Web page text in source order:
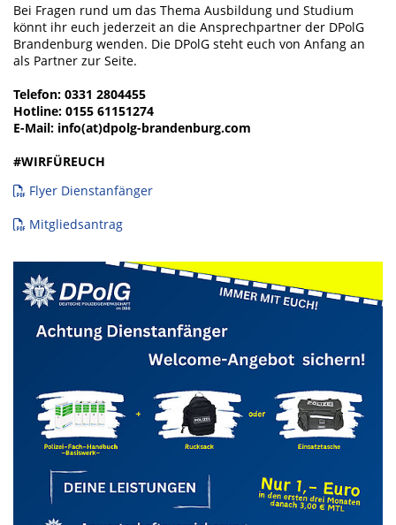
Bei Fragen rund um das Thema Ausbildung und Studium
könnt ihr euch jederzeit an die Ansprechpartner der DPolG
Brandenburg wenden. Die DPolG steht euch von Anfang an
als Partner zur Seite.
Telefon: 0331 2804455
Hotline: 0155 61151274
E-Mail: info(at)dpolg-brandenburg.com
#WIRFÜREUCH
Flyer Dienstanfänger
Mitgliedsantrag